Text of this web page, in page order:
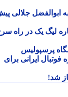
جلالی پیش
یک در راه سرخ
پرسپولیس
ایرانی برای